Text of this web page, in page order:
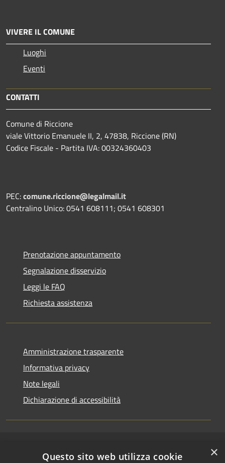
VIVERE IL COMUNE
Luoghi
Eventi
CONTATTI
Comune di Riccione
viale Vittorio Emanuele II, 2, 47838, Riccione (RN)
Codice Fiscale - Partita IVA: 00324360403
PEC:comune.riccione@legalmail.it
Centralino Unico: 0541 608111; 0541 608301
Prenotazione appuntamento
Segnalazione disservizio
Leggi le FAQ
Richiesta assistenza
Amministrazione trasparente
Informativa privacy
Note legali
Dichiarazione di accessibilità
Copyright © 2026 • Comune di×
Questo sito web utilizza cookie